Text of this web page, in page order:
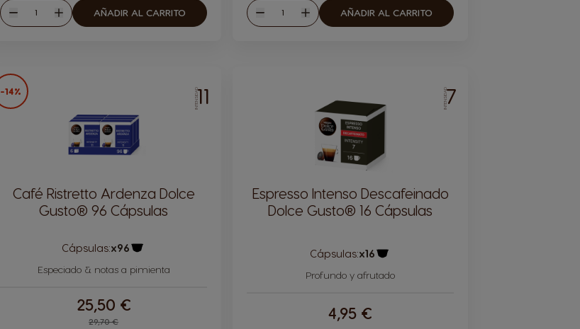
Disminuir
Cantidad
Aumentar
AÑADIR AL CARRITO
Disminuir
Cantidad
Aumentar
AÑADIR AL CARRITO
-14% INTENSIDAD11
Café Ristretto Ardenza Dolce
Gusto® 96 Cápsulas
Cápsulas:x96
Especiado & notas a pimienta
Regular Price
29,70 €
25,50 €
INTENSIDAD7
Espresso Intenso Descafeinado
Dolce Gusto® 16 Cápsulas
Cápsulas:x16
Profundo y afrutado
4,95 €